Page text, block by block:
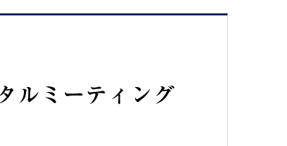
ルミーティング